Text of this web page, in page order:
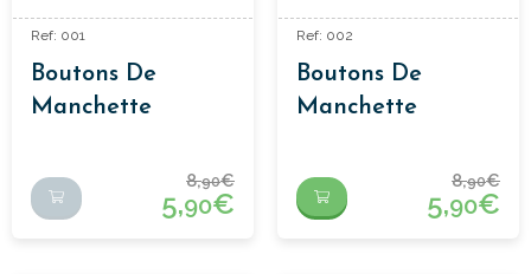
Ref: 001
Boutons De
Manchette
Noir
8,90€
5,90€
Ref: 002
Boutons De
Manchette
Bleu Marine
8,90€
5,90€